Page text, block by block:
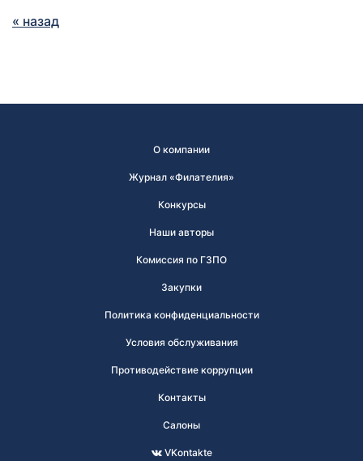
« назад
О компании
Журнал «Филателия»
Конкурсы
Наши авторы
Комиссия по ГЗПО
Закупки
Политика конфиденциальности
Условия обслуживания
Противодействие коррупции
Контакты
Салоны
VKontakte